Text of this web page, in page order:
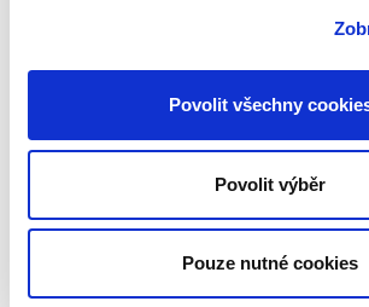
Povolit všechny
Povolit výběr
Pouze nutné cookies
v civilním
Vít Hrnčiřík